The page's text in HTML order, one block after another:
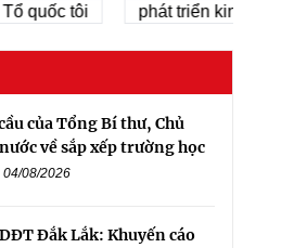
tôi phát triển kinh tế tư
của Tổng Bí thư, Chủ
về sắp xếp trường học
04/08/2026
Đắk Lắk: Khuyến cáo